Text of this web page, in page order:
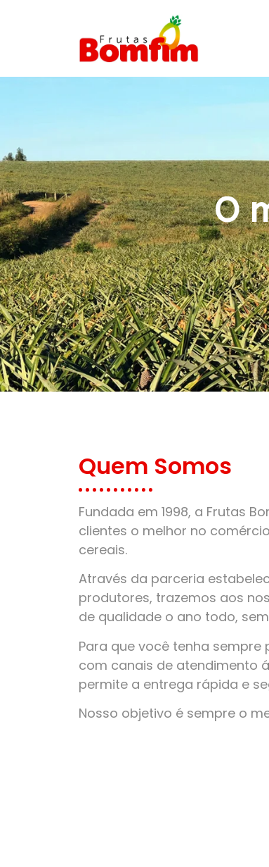
O
Quem Somos
Fundada em 1998, a Frutas
clientes o melhor no
cereais.
Através da parceria
produtores, trazemos aos
de qualidade o ano todo,
Para que você tenha
com canais de atendimento
permite a entrega rápida e
Nosso objetivo é sempre o